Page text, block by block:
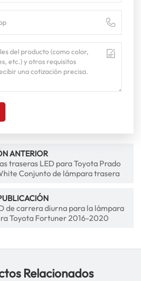
ANTERIOR
traseras LED para Toyota Prado
Conjunto de lámpara trasera
de carrera diurna para la lámpara
Toyota Fortuner 2016-2020
Relacionados